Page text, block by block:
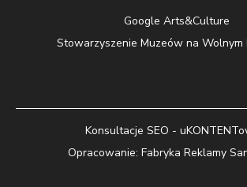
Google Arts&Culture
Stowarzyszenie Muzeów na Wolnym
Konsultacje SEO -
Opracowanie: Fabryka Reklamy